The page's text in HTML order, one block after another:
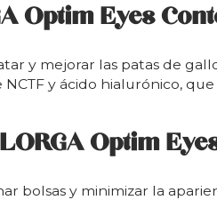
Optim Eyes
y mejorar las patas de
y ácido hialurónico,
Optim
bolsas y minimizar la